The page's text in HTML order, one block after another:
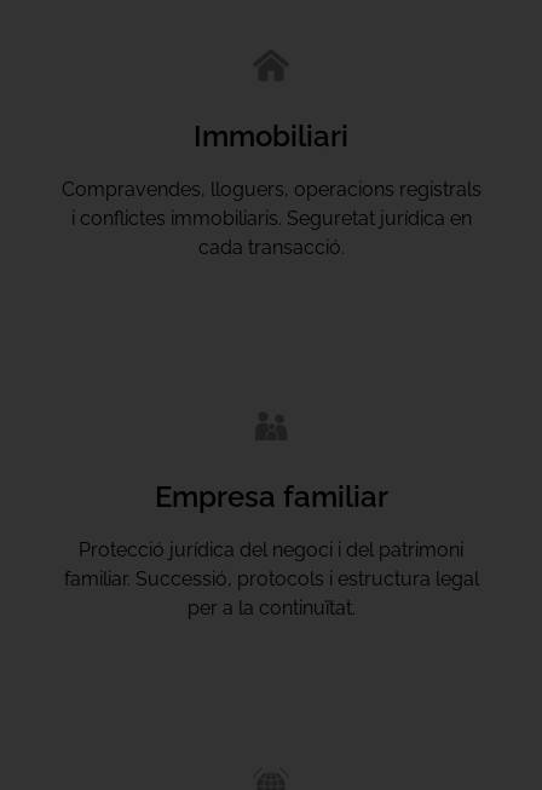
Immobiliari
Compravendes, lloguers, operacions registrals
i conflictes immobiliaris. Seguretat jurídica en
cada transacció.
Empresa familiar
Protecció jurídica del negoci i del patrimoni
familiar. Successió, protocols i estructura legal
per a la continuïtat.